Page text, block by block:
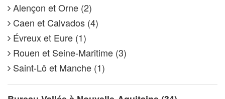
Alençon et Orne (2)
Caen et Calvados (4)
Évreux et Eure (1)
Rouen et Seine-Maritime (3)
Saint-Lô et Manche (1)